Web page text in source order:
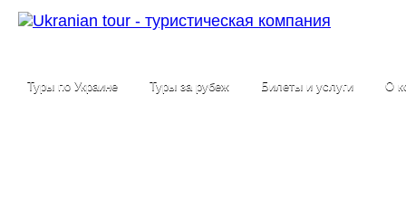
Туры по Украине Туры за рубеж Билеты и услуги О